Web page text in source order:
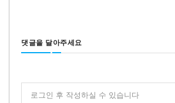
댓글을 달아주세요
로그인 후 작성하실 수 있습니다